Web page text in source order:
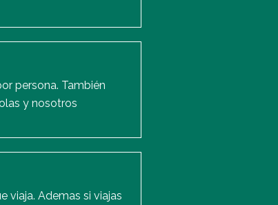
persona. También
y nosotros
viaja. Ademas si viajas